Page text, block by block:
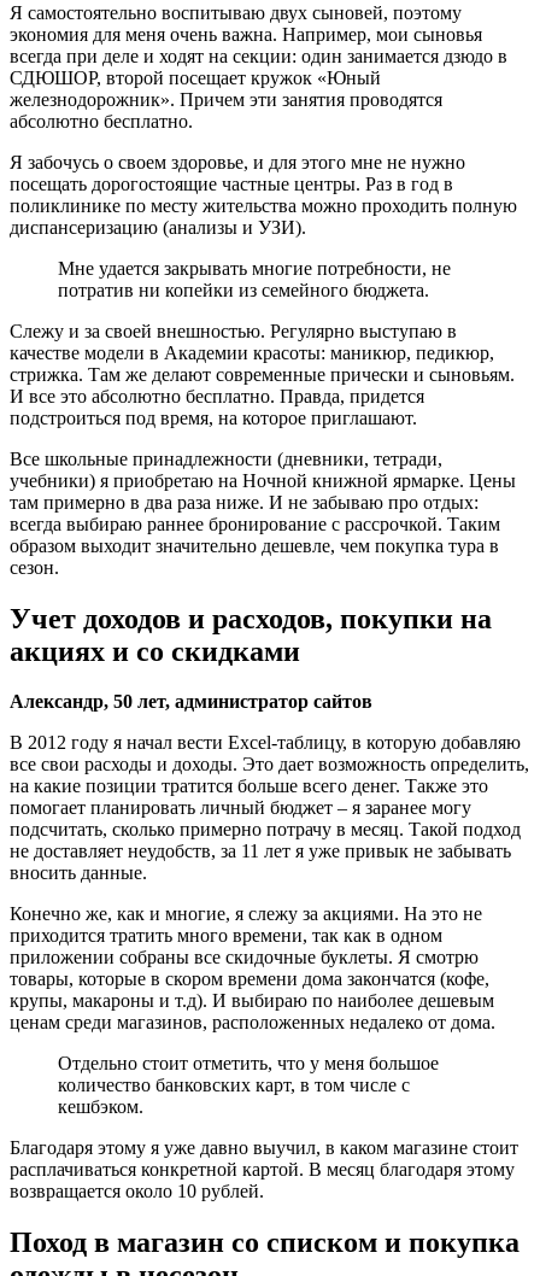
Я самостоятельно воспитываю двух сыновей, поэтому
экономия для меня очень важна. Например, мои сыновья
всегда при деле и ходят на секции: один занимается дзюдо в
СДЮШОР, второй посещает кружок «Юный
железнодорожник». Причем эти занятия проводятся
абсолютно бесплатно.
Я забочусь о своем здоровье, и для этого мне не нужно
посещать дорогостоящие частные центры. Раз в год в
поликлинике по месту жительства можно проходить полную
диспансеризацию (анализы и УЗИ).
Мне удается закрывать многие потребности, не
потратив ни копейки из семейного бюджета.
Слежу и за своей внешностью. Регулярно выступаю в
качестве модели в Академии красоты: маникюр, педикюр,
стрижка. Там же делают современные прически и сыновьям.
И все это абсолютно бесплатно. Правда, придется
подстроиться под время, на которое приглашают.
Все школьные принадлежности (дневники, тетради,
учебники) я приобретаю на Ночной книжной ярмарке. Цены
там примерно в два раза ниже. И не забываю про отдых:
всегда выбираю раннее бронирование с рассрочкой. Таким
образом выходит значительно дешевле, чем покупка тура в
сезон.
Учет доходов и расходов, покупки на
акциях и со скидками
Александр, 50 лет, администратор сайтов
В 2012 году я начал вести Excel-таблицу, в которую добавляю
все свои расходы и доходы. Это дает возможность определить,
на какие позиции тратится больше всего денег. Также это
помогает планировать личный бюджет – я заранее могу
подсчитать, сколько примерно потрачу в месяц. Такой подход
не доставляет неудобств, за 11 лет я уже привык не забывать
вносить данные.
Конечно же, как и многие, я слежу за акциями. На это не
приходится тратить много времени, так как в одном
приложении собраны все скидочные буклеты. Я смотрю
товары, которые в скором времени дома закончатся (кофе,
крупы, макароны и т.д). И выбираю по наиболее дешевым
ценам среди магазинов, расположенных недалеко от дома.
Отдельно стоит отметить, что у меня большое
количество банковских карт, в том числе с
кешбэком.
Благодаря этому я уже давно выучил, в каком магазине стоит
расплачиваться конкретной картой. В месяц благодаря этому
возвращается около 10 рублей.
Поход в магазин со списком и покупка